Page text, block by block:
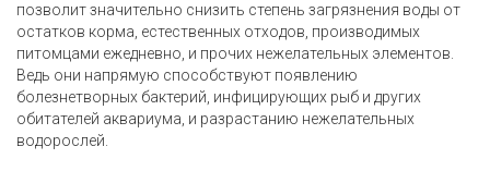
позволит значительно снизить степень загрязнения воды от
остатков корма, естественных отходов, производимых
питомцами ежедневно, и прочих нежелательных элементов.
Ведь они напрямую способствуют появлению
болезнетворных бактерий, инфицирующих рыб и других
обитателей аквариума, и разрастанию нежелательных
водорослей.